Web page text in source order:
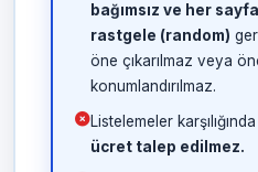
bağımsız ve her
rastgele (random)
öne çıkarılmaz veya
konumlandırılmaz.
Listelemeler karşılığında
ücret talep edilmez.